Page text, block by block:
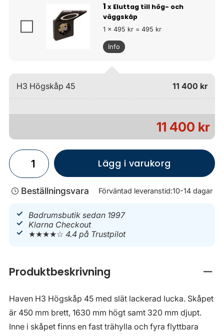
1 x Eluttag till hög- och
väggskåp
1 x 495 kr = 495 kr
Info
H3 Högskåp 45 11 400 kr
11 400 kr
Lägg i varukorg
Beställningsvara Förväntad leveranstid:10-14 dagar
Badrumsbutik sedan 1997
Klarna Checkout
★★★★☆4.4 på Trustpilot
Produktbeskrivning
Haven H3 Högskåp 45 med slät lackerad lucka. Skåpet
är 450 mm brett, 1630 mm högt samt 320 mm djupt.
Inne i skåpet finns en fast trähylla och fyra flyttbara